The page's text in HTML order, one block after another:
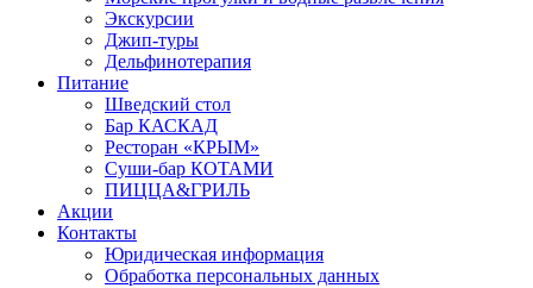
Экскурсии
Джип-туры
Дельфинотерапия
Питание
Шведский стол
Бар КАСКАД
Ресторан «КРЫМ»
Суши-бар КОТАМИ
ПИЦЦА&ГРИЛЬ
Акции
Контакты
Юридическая информация
Обработка персональных данных